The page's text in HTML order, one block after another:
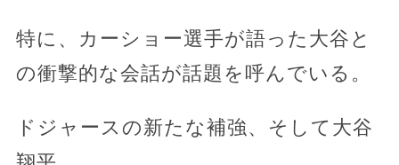
特に、カーショー選手が語った大谷と
の衝撃的な会話が話題を呼んでいる。
ドジャースの新たな補強、そして大谷